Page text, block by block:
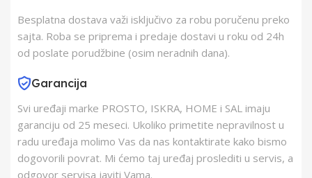
Besplatna dostava važi isključivo za robu poručenu preko
sajta. Roba se priprema i predaje dostavi u roku od 24h
od poslate porudžbine (osim neradnih dana).
Garancija
Svi uređaji marke PROSTO, ISKRA, HOME i SAL imaju
garanciju od 25 meseci. Ukoliko primetite nepravilnost u
radu uređaja molimo Vas da nas kontaktirate kako bismo
dogovorili povrat. Mi ćemo taj uređaj proslediti u servis, a
odgovor servisa javiti Vama.